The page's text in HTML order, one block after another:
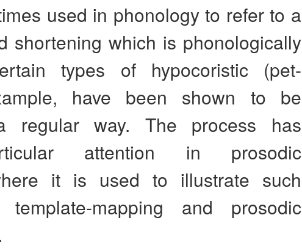
used in phonology to refer to a
shortening which is phonologically
types of hypocoristic (pet-
have been shown to be
regular way. The process has
attention in prosodic
it is used to illustrate such
mapping and prosodic